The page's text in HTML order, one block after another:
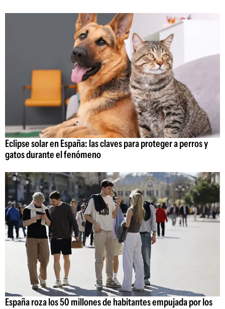
Eclipse solar en España: las claves para proteger a perros y
gatos durante el fenómeno
España roza los 50 millones de habitantes empujada por los